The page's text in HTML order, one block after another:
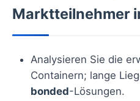
Marktteilnehmer
Analysieren Sie die
Containern; lange
bonded-Lösungen.